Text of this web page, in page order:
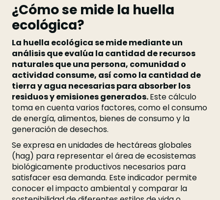
¿Cómo se mide la huella
ecológica?
La huella ecológica se mide mediante un
análisis que evalúa la cantidad de recursos
naturales que una persona, comunidad o
actividad consume, así como la cantidad de
tierra y agua necesarias para absorber los
residuos y emisiones generados.Este cálculo
toma en cuenta varios factores, como el consumo
de energía, alimentos, bienes de consumo y la
generación de desechos.
Se expresa en unidades de hectáreas globales
(hag) para representar el área de ecosistemas
biológicamente productivos necesarios para
satisfacer esa demanda. Este indicador permite
conocer el impacto ambiental y comparar la